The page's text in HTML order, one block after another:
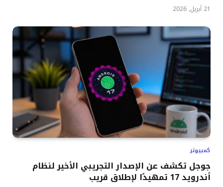
21 أبريل, 2026
كمبيوتر
جوجل تكشف عن الإصدار التجريبي الأخير لنظام
أندرويد 17 تمهيدًا لإطلاق قريب